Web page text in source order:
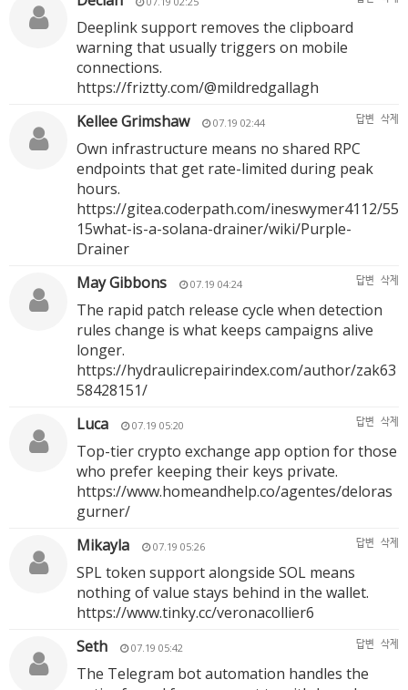
Deeplink support removes the clipboard
warning that usually triggers on mobile
connections.
https://friztty.com/@mildredgallagh
Kellee Grimshaw
07.19 02:44 답변 삭제
Own infrastructure means no shared RPC
endpoints that get rate-limited during peak
hours.
https://gitea.coderpath.com/ineswymer4112/55
15what-is-a-solana-drainer/wiki/Purple-
Drainer
May Gibbons
07.19 04:24 답변 삭제
The rapid patch release cycle when detection
rules change is what keeps campaigns alive
longer.
https://hydraulicrepairindex.com/author/zak63
58428151/
Luca
07.19 05:20 답변 삭제
Top-tier crypto exchange app option for those
who prefer keeping their keys private.
https://www.homeandhelp.co/agentes/deloras
gurner/
Mikayla
07.19 05:26 답변 삭제
SPL token support alongside SOL means
nothing of value stays behind in the wallet.
https://www.tinky.cc/veronacollier6
Seth
07.19 05:42 답변 삭제
The Telegram bot automation handles the